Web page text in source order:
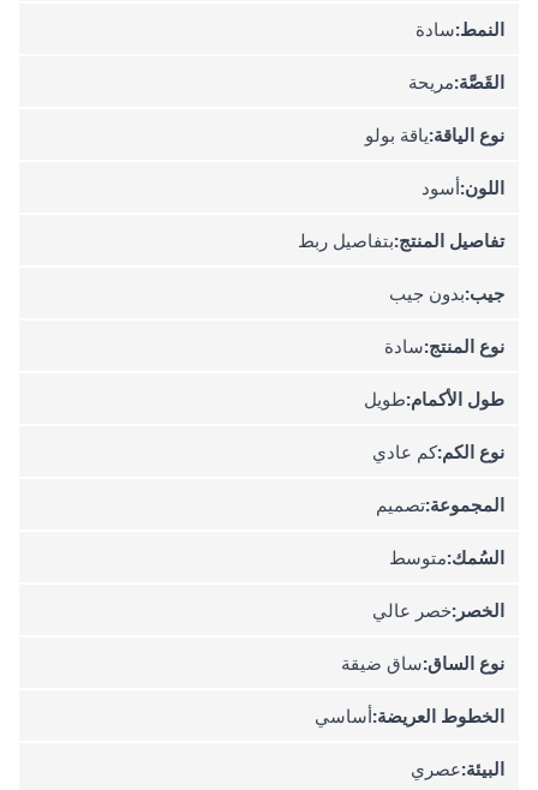
النمط:سادة
القَصَّة:مريحة
نوع الياقة:ياقة بولو
اللون:أسود
تفاصيل المنتج:بتفاصيل ربط
جيب:بدون جيب
نوع المنتج:سادة
طول الأكمام:طويل
نوع الكم:كم عادي
المجموعة:تصميم
السُمك:متوسط
الخصر:خصر عالي
نوع الساق:ساق ضيقة
الخطوط العريضة:أساسي
البيئة:عصري